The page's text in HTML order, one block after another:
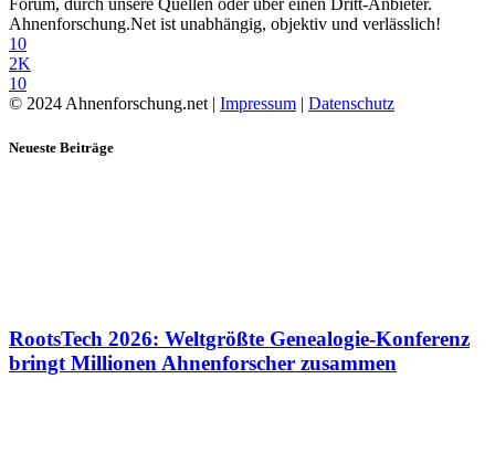
Forum, durch unsere Quellen oder über einen Dritt-Anbieter.
Ahnenforschung.Net ist unabhängig, objektiv und verlässlich!
10
2K
10
© 2024 Ahnenforschung.net | Impressum | Datenschutz
Neueste Beiträge
RootsTech 2026: Weltgrößte Genealogie-Konferenz
bringt Millionen Ahnenforscher zusammen